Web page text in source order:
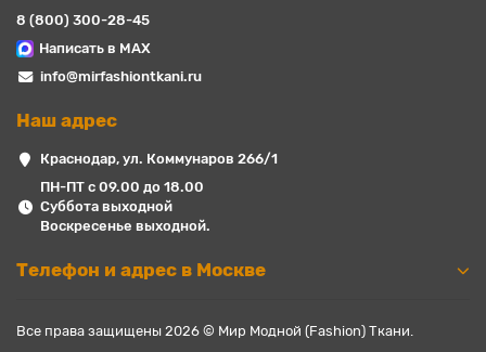
8 (800) 300-28-45
Написать в MAX
info@mirfashiontkani.ru
Наш адрес
Краснодар, ул. Коммунаров 266/1
ПН-ПТ с 09.00 до 18.00
Суббота выходной
Воскресенье выходной.
Телефон и адрес в Москве
Все права защищены 2026 © Мир Модной (Fashion) Ткани.